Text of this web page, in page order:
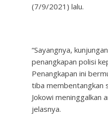
(7/9/2021) lalu.
“Sayangnya,
penangkapan polisi
Penangkapan ini
tiba membentangkan
Jokowi meninggalkan
jelasnya.